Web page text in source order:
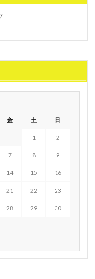
金 土 日
1 2
7 8 9
14 15 16
21 22 23
28 29 30